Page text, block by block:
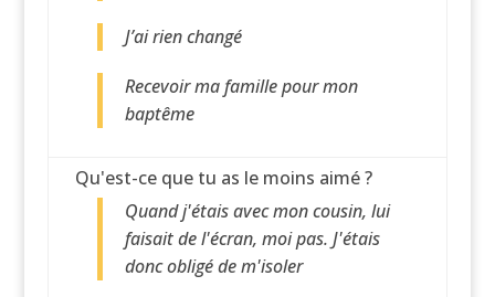
J’ai rien changé
Recevoir ma famille pour mon
baptême
Qu'est-ce que tu as le moins aimé ?
Quand j'étais avec mon cousin, lui
faisait de l'écran, moi pas. J'étais
donc obligé de m'isoler